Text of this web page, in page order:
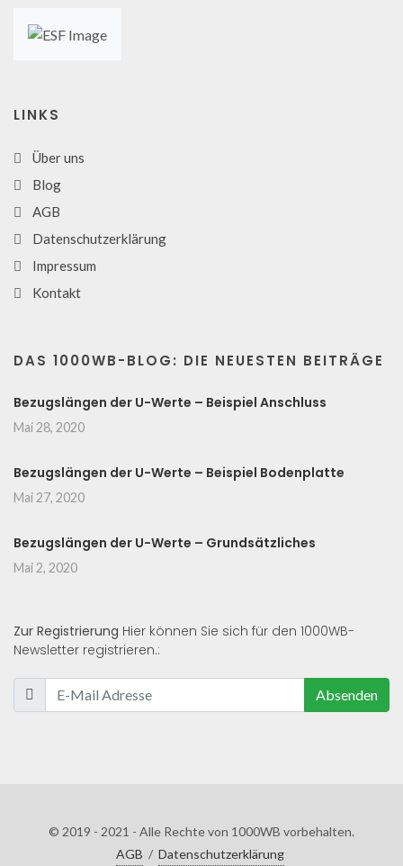
LINKS
Über uns
Blog
AGB
Datenschutzerklärung
Impressum
Kontakt
DAS 1000WB-BLOG: DIE NEUESTEN BEITRÄGE
Bezugslängen der U-Werte – Beispiel Anschluss
Mai 28, 2020
Bezugslängen der U-Werte – Beispiel Bodenplatte
Mai 27, 2020
Bezugslängen der U-Werte – Grundsätzliches
Mai 2, 2020
Zur Registrierung Hier können Sie sich für den 1000WB-
Newsletter registrieren.:
Absenden
© 2019 - 2021 - Alle Rechte von 1000WB vorbehalten.
AGB / Datenschutzerklärung